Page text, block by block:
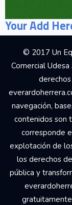
Your Add
© 2017 Un
Comercial
navegación,
contenidos son
corresponde
explotación de
los derechos
pública y
gratuitamente